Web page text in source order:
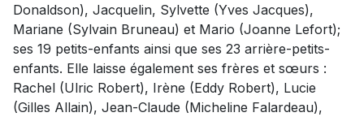
Donaldson), Jacquelin, Sylvette (Yves Jacques),
Mariane (Sylvain Bruneau) et Mario (Joanne Lefort);
ses 19 petits-enfants ainsi que ses 23 arrière-petits-
enfants. Elle laisse également ses frères et sœurs :
Rachel (Ulric Robert), Irène (Eddy Robert), Lucie
(Gilles Allain), Jean-Claude (Micheline Falardeau),